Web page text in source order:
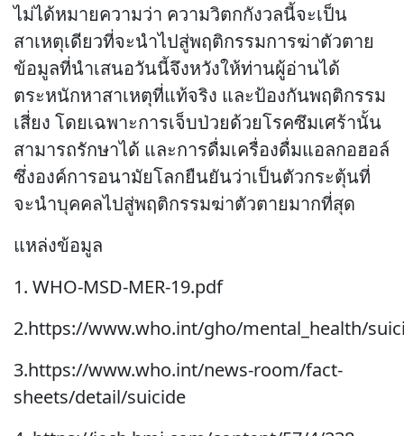
ไม่ได้หมายความว่า ความวิตกกังวลนี้จะเป็น
สาเหตุเดียวที่จะนำไปสู่พฤติกรรมการฆ่าตัวตาย
ข้อมูลที่นำเสนอวันนี้จึงหวังให้ท่านผู้อ่านได้
ตระหนักหาสาเหตุที่แท้จริง และป้องกันพฤติกรรม
เสี่ยง โดยเฉพาะการเจ็บป่วยด้วยโรคซึมเศร้านั้น
สามารถรักษาได้ และการดื่มเครื่องดื่มแอลกอฮอล์
ซึ่งองค์การอนามัยโลกยืนยันว่าเป็นตัวกระตุ้นที่
จะนำบุคคลไปสู่พฤติกรรมฆ่าตัวตายมากที่สุด
แหล่งข้อมูล
1. WHO-MSD-MER-19.pdf
2.https://www.who.int/gho/mental_health/
3.https://www.who.int/news-room/fact-
sheets/detail/suicide